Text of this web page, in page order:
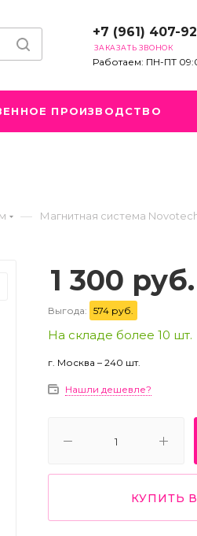
+7 (961) 407-
ЗАКАЗАТЬ ЗВОНОК
Работаем: ПН-ПТ
ПРОИЗВОДСТВО
— Магнитная система Novotech
1 300 руб.
Выгода: 574 руб.
На складе более 10 шт.
г. Москва – 240 шт.
Нашли дешевле?
КУПИТЬ